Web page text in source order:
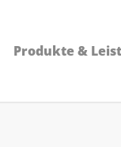
Produkte &